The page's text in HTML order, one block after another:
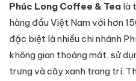
Phúc Long Coffee & Tea là
hàng đầu Việt Nam với hơn
đặc biệt là nhiều chi nhánh
không gian thoáng mát, sử
trưng và cây xanh trang trí.